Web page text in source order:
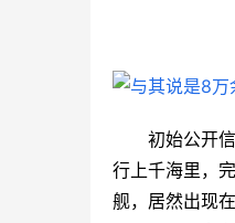
初始公开
行上千海里，
舰，居然出现